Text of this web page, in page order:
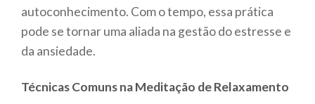
autoconhecimento. Com o tempo, essa prática
pode se tornar uma aliada na gestão do estresse e
da ansiedade.
Técnicas Comuns na Meditação de Relaxamento